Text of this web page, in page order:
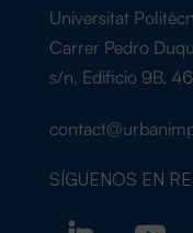
Universitat
Carrer Pedro
s/n, Edificio 9B,
SÍGUENOS EN